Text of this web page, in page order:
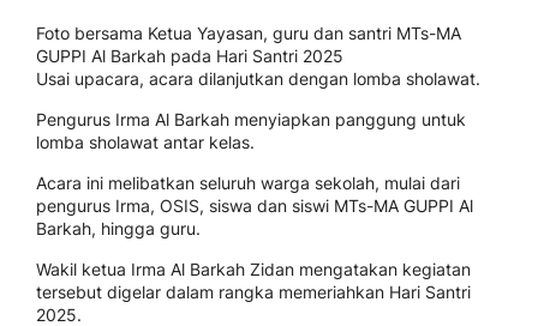
Foto bersama Ketua Yayasan, guru dan santri MTs-MA
GUPPI Al Barkah pada Hari Santri 2025
Usai upacara, acara dilanjutkan dengan lomba sholawat.
Pengurus Irma Al Barkah menyiapkan panggung untuk
lomba sholawat antar kelas.
Acara ini melibatkan seluruh warga sekolah, mulai dari
pengurus Irma, OSIS, siswa dan siswi MTs-MA GUPPI Al
Barkah, hingga guru.
Wakil ketua Irma Al Barkah Zidan mengatakan kegiatan
tersebut digelar dalam rangka memeriahkan Hari Santri
2025.